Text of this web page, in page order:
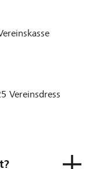
Vereinsdress